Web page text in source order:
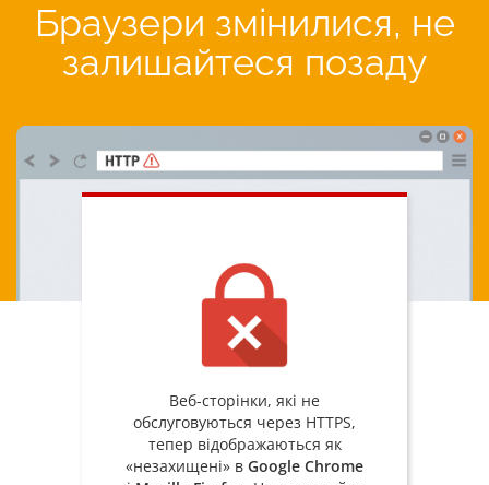
Браузери змінилися, не
залишайтеся позаду
Веб-сторінки, які не
обслуговуються через HTTPS,
тепер відображаються як
«незахищені» в Google Chrome